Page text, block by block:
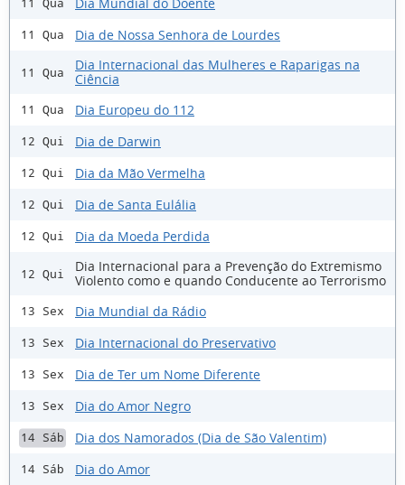
11 Qua
11 Qua Dia de Nossa Senhora de Lourdes
11 Qua
Dia Internacional das Mulheres e Raparigas na
Ciência
11 Qua Dia Europeu do 112
12 Qui Dia de Darwin
12 Qui Dia da Mão Vermelha
12 Qui Dia de Santa Eulália
12 Qui Dia da Moeda Perdida
12 Qui
Dia Internacional para a Prevenção do Extremismo
Violento como e quando Conducente ao Terrorismo
13 Sex Dia Mundial da Rádio
13 Sex Dia Internacional do Preservativo
13 Sex Dia de Ter um Nome Diferente
13 Sex Dia do Amor Negro
14 Sáb Dia dos Namorados (Dia de São Valentim)
14 Sáb Dia do Amor